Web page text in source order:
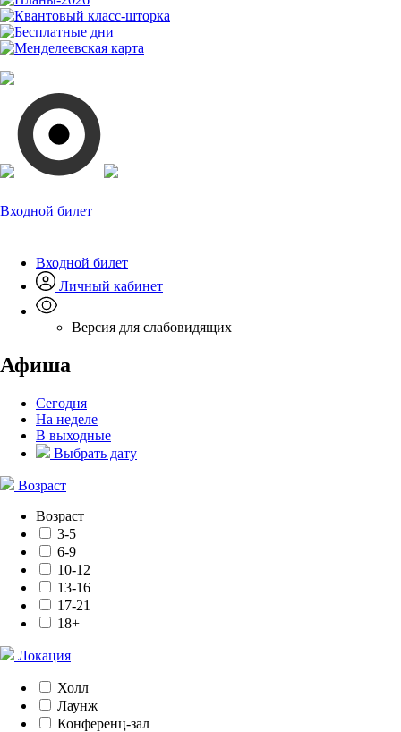
Входной билет
Входной билет
Личный кабинет
Версия для слабовидящих
Афиша
Сегодня
На неделе
В выходные
Выбрать дату
Возраст
Возраст
3-5
6-9
10-12
13-16
17-21
18+
Локация
Холл
Лаунж
Конференц-зал